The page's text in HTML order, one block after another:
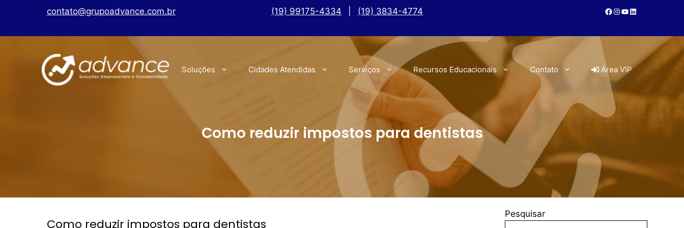
contato@grupoadvance.com.br (19) 99175-4334 (19) 3834-4774
Soluções Cidades Atendidas Serviços Recursos Educacionais Contato Área VIP
Como reduzir impostos para dentistas
Como reduzir impostos para dentistas
Pesquisar